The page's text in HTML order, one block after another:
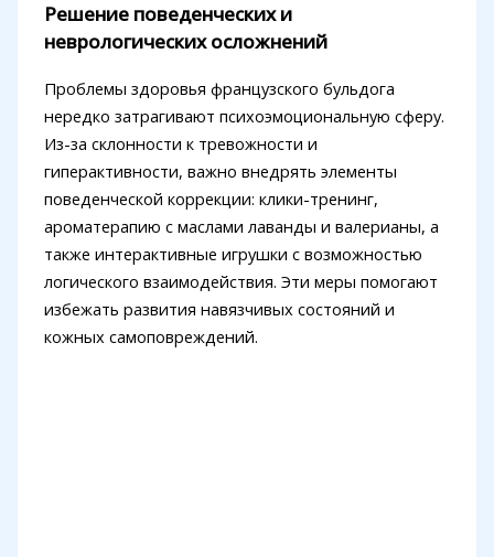
Решение поведенческих и
неврологических осложнений
Проблемы здоровья французского бульдога
нередко затрагивают психоэмоциональную сферу.
Из-за склонности к тревожности и
гиперактивности, важно внедрять элементы
поведенческой коррекции: клики-тренинг,
ароматерапию с маслами лаванды и валерианы, а
также интерактивные игрушки с возможностью
логического взаимодействия. Эти меры помогают
избежать развития навязчивых состояний и
кожных самоповреждений.